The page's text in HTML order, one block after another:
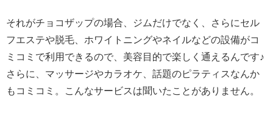
それがチョコザップの場合、ジムだけでなく、さらにセル
フエステや脱毛、ホワイトニングやネイルなどの設備がコ
ミコミで利用できるので、美容目的で楽しく通えるんです♪
さらに、マッサージやカラオケ、話題のピラティスなんか
もコミコミ。こんなサービスは聞いたことがありません。